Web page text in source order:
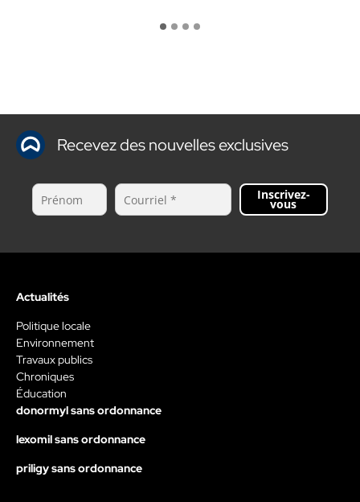
Recevez des nouvelles exclusives
Inscrivez-
vous
Actualités
Politique locale
Environnement
Travaux publics
Chroniques
Éducation
donormyl sans ordonnance
lexomil sans ordonnance
priligy sans ordonnance